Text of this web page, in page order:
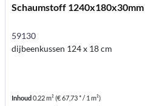
Schaumstoff 1240x180x30mm
59130
dijbeenkussen 124 x 18 cm
Inhoud0.22 m²(€ 67,73 * / 1 m²)